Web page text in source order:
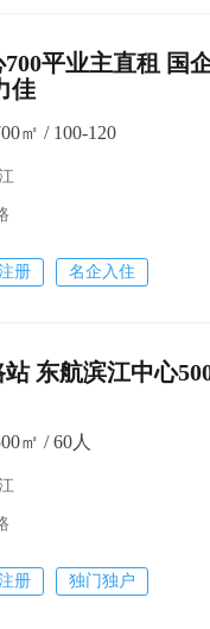
平业主直租 国
佳
㎡ / 100-120
册 名企入住
东航滨江中心
㎡ / 60人
册 独门独户